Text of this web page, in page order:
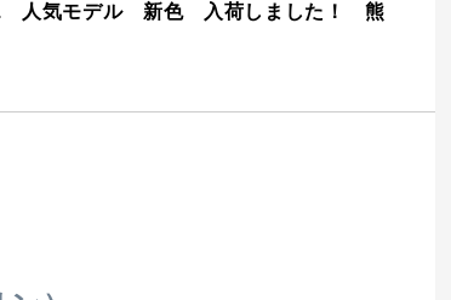
人気モデル 新色 入荷しました！ 熊